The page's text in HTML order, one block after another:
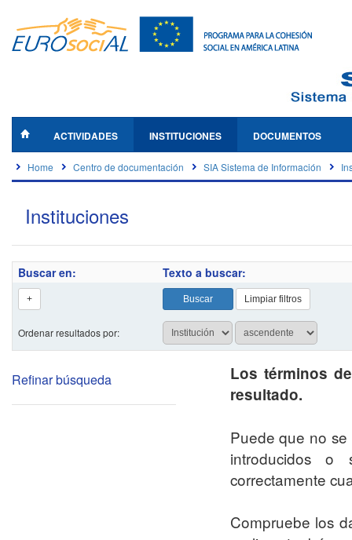
ACTIVIDADES INSTITUCIONES DOCUMENTOS
Home Centro de documentación SIA Sistema de Información
Instituciones
Buscar en: Texto a buscar:
Ordenar resultados por:
Refinar búsqueda
Los términos
resultado.
Puede que no
introducidos o
correctamente
Compruebe los